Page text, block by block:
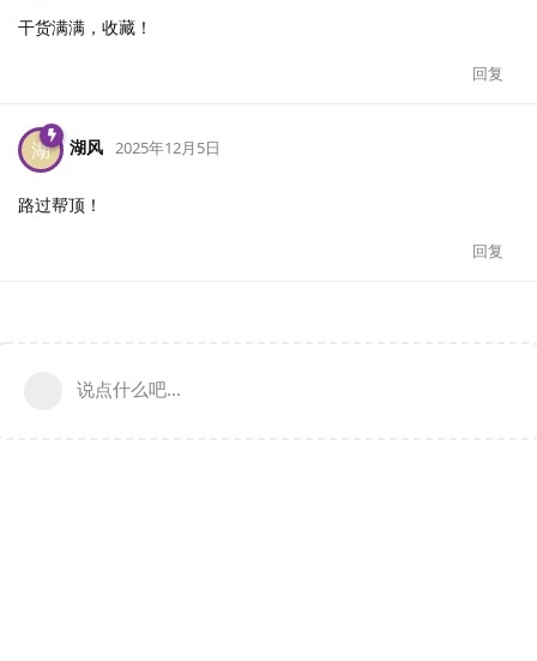
干货满满，收藏！
回复
湖 湖风 2025年12月5日
路过帮顶！
回复
说点什么吧...